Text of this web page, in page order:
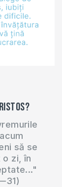
să se
zi, în